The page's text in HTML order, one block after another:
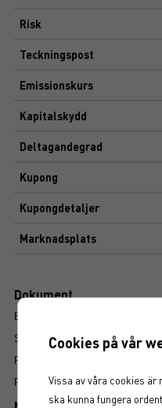
Risk
Teckningspost
Emissionskurs
Kapitalskydd
Deltagandegrad
Kupong
Kupongdetaljer
Marknadsplats
Dokument
BROSCHYR
SLUTLIGA VILLKOR
PROSPEKT
FAKTABLAD
Cookies på vår
Vissa av våra cookies är
ska kunna fungera